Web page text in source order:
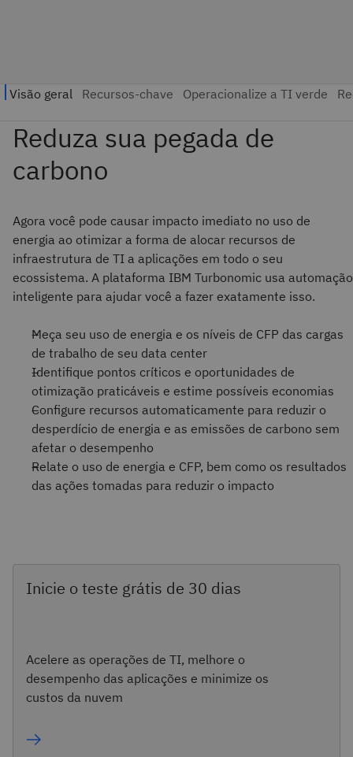
Agora você pode causar impacto imediato no uso de
energia ao otimizar a forma de alocar recursos de
infraestrutura de TI a aplicações em todo o seu
ecossistema. A plataforma IBM Turbonomic usa automação
inteligente para ajudar você a fazer exatamente isso.
Meça seu uso de energia e os níveis de CFP das cargas
de trabalho de seu data center
Identifique pontos críticos e oportunidades de
otimização praticáveis e estime possíveis economias
Configure recursos automaticamente para reduzir o
desperdício de energia e as emissões de carbono sem
afetar o desempenho
Relate o uso de energia e CFP, bem como os resultados
das ações tomadas para reduzir o impacto
Inicie o teste grátis de 30 dias
Acelere as operações de TI, melhore o
desempenho das aplicações e minimize os
custos da nuvem